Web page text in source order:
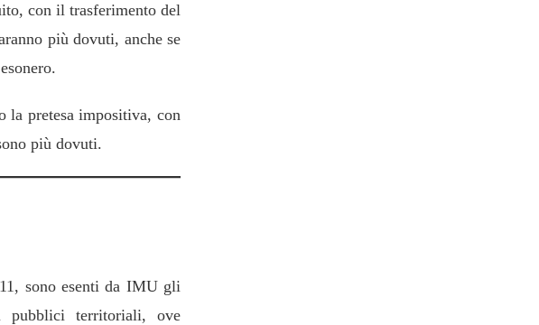
con il trasferimento del
più dovuti, anche se
la pretesa impositiva, con
più dovuti.
sono esenti da IMU gli
pubblici territoriali, ove